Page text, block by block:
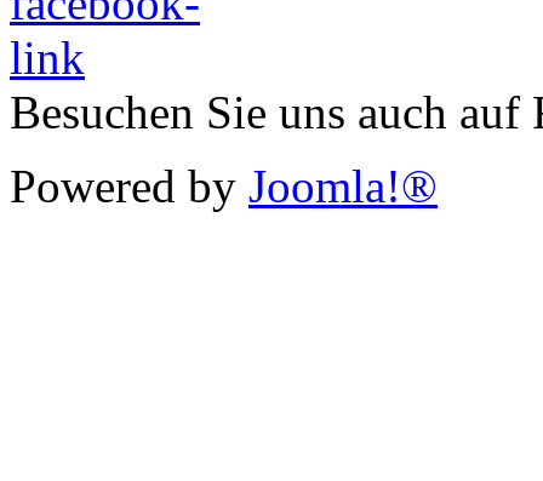
Besuchen Sie uns auch auf
Powered by Joomla!®